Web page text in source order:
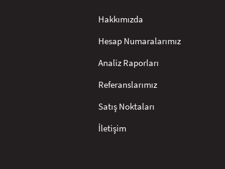
Hakkımızda
Hesap Numaralarımız
Analiz Raporları
Referanslarımız
Satış Noktaları
İletişim